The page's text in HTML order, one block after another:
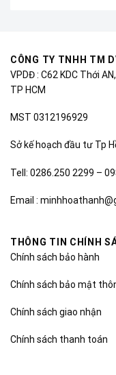
CÔNG TY TNHH TM
VPDĐ : C62 KDC Thới
TP HCM
MST 0312196929
Sở kế hoạch đầu tư Tp
Tell: 0286.250 2299 –
Email :
THÔNG TIN CHÍNH
Chính sách bảo hành
Chính sách bảo mật
Chính sách giao nhận
Chính sách thanh toán